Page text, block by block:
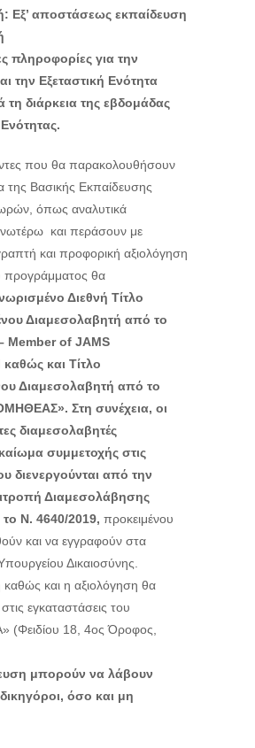
Εξ’ αποστάσεως εκπαίδευση
πληροφορίες για την
την Εξεταστική Ενότητα
τη διάρκεια της εβδομάδας
που θα παρακολουθήσουν
της Βασικής Εκπαίδευσης
όπως αναλυτικά
και περάσουν με
και προφορική αξιολόγηση
προγράμματος θα
Διεθνή Τίτλο
Διαμεσολαβητή από το
Member of JAMS
και Τίτλο
Διαμεσολαβητή από το
Στη συνέχεια, οι
διαμεσολαβητές
συμμετοχής στις
διενεργούνται από την
Διαμεσολάβησης
Ν. 4640/2019, προκειμένου
και να εγγραφούν στα
Δικαιοσύνης.
καθώς και η αξιολόγηση θα
εγκαταστάσεις του
18, 4ος Όροφος,
μπορούν να λάβουν
όσο και μη